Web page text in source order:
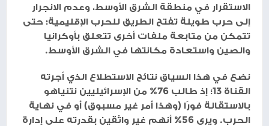
الاستقرار في منطقة الشرق الأوسط، وعدم الانجرار
إلى حرب طويلة تفتح الطريق للحرب الإقليمية؛ حتى
تتمكن من متابعة ملفات أخرى تتعلق بأوكرانيا
والصين واستعادة مكانتها في الشرق الأوسط.
نضع في هذا السياق نتائج الاستطلاع الذي أجرته
القناة 13؛ إذ طالب 76% من الإسرائيليين نتنياهو
بالاستقالة فورًا (وهذا أمر غير مسبوق) أو في نهاية
الحرب. ويرى 56% أنهم غير واثقين بقدرته على إدارة